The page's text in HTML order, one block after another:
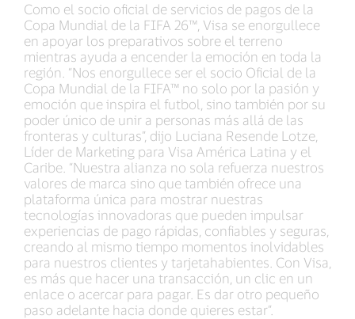
Como el socio oficial de servicios de pagos de la
Copa Mundial de la FIFA 26™, Visa se enorgullece
en apoyar los preparativos sobre el terreno
mientras ayuda a encender la emoción en toda la
región. “Nos enorgullece ser el socio Oficial de la
Copa Mundial de la FIFA™ no solo por la pasión y
emoción que inspira el futbol, sino también por su
poder único de unir a personas más allá de las
fronteras y culturas”, dijo Luciana Resende Lotze,
Líder de Marketing para Visa América Latina y el
Caribe. “Nuestra alianza no sola refuerza nuestros
valores de marca sino que también ofrece una
plataforma única para mostrar nuestras
tecnologías innovadoras que pueden impulsar
experiencias de pago rápidas, confiables y seguras,
creando al mismo tiempo momentos inolvidables
para nuestros clientes y tarjetahabientes. Con Visa,
es más que hacer una transacción, un clic en un
enlace o acercar para pagar. Es dar otro pequeño
paso adelante hacia donde quieres estar”.